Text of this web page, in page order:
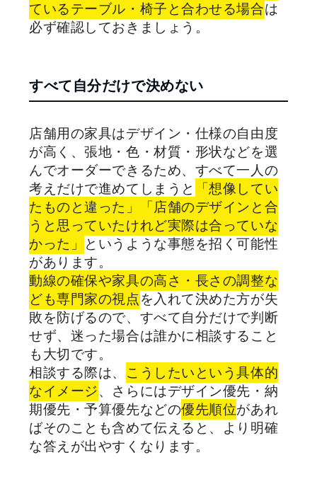
ているテーブル・椅子と合わせる場合は
必ず確認しておきましょう。
すべて自分だけで決めない
店舗用の家具はデザイン・仕様の自由度
が高く、張地・色・材質・形状などを選
んでオーダーできるため、すべて一人の
考えだけで進めてしまうと
「想像してい
たものと違った」「店舗のデザインと合
うと思っていたけれど実際は合っていな
かった」
というような事態を招く可能性
があります。
動線の確保や家具の高さ・長さの調整な
ども専門家の視点 を入れて決めた方が失
敗を防げるので、すべて自分だけで判断
せず、迷った場合は誰かに相談すること
も大切です。
相談する際は、 こうしたいという具体的
なイメージ、さらにはデザイン優先・納
期優先・予算優先などの優先順位があれ
ばそのことも含めて伝えると、より明確
な答えが出やすくなります。